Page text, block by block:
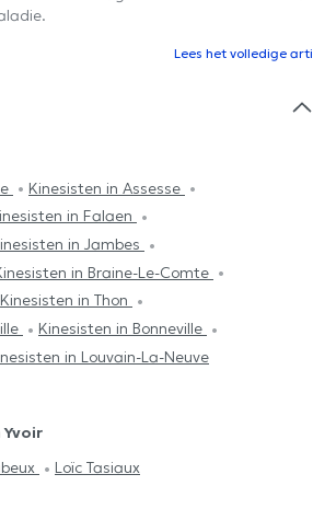
Lees het volledige
Kinesisten in Assesse
in Falaen
in Jambes
in Braine-Le-Comte
Kinesisten in Thon
Kinesisten in Bonneville
in Louvain-La-Neuve
Loïc Tasiaux